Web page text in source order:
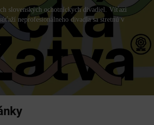
slovenských ochotníckych divadiel. Víťazi
neprofesionálneho divadla sa stretnú v